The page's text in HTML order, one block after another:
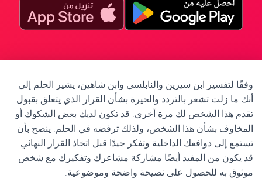
وفقًا لتفسير ابن سيرين والنابلسي وابن شاهين، يشير الحلم إلى
أنك ما زلت تشعر بالتردد والحيرة بشأن القرار الذي يتعلق بقبول
تقدم هذا الشخص لك مرة أخرى. قد تكون لديك بعض الشكوك أو
المخاوف بشأن هذا الشخص، ولذلك ترفضه في الحلم. ينصح بأن
تستمع إلى دوافعك الداخلية وتفكر جيدًا قبل اتخاذ القرار النهائي.
قد يكون من المفيد أيضًا مشاركة مشاعرك وتفكيرك مع شخص
موثوق به للحصول على نصيحة واضحة وموضوعية.